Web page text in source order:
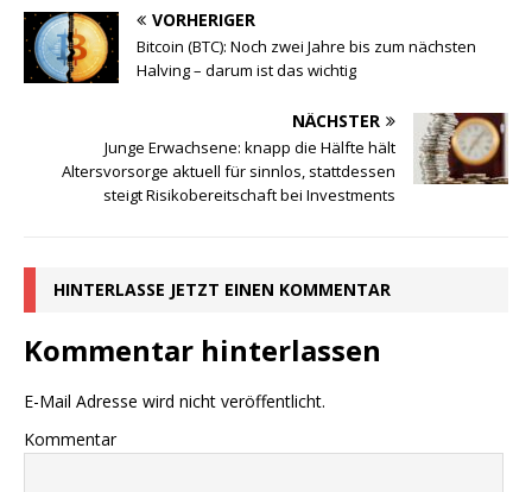
VORHERIGER
Bitcoin (BTC): Noch zwei Jahre bis zum nächsten
Halving – darum ist das wichtig
NÄCHSTER
Junge Erwachsene: knapp die Hälfte hält
Altersvorsorge aktuell für sinnlos, stattdessen
steigt Risikobereitschaft bei Investments
HINTERLASSE JETZT EINEN KOMMENTAR
Kommentar hinterlassen
E-Mail Adresse wird nicht veröffentlicht.
Kommentar